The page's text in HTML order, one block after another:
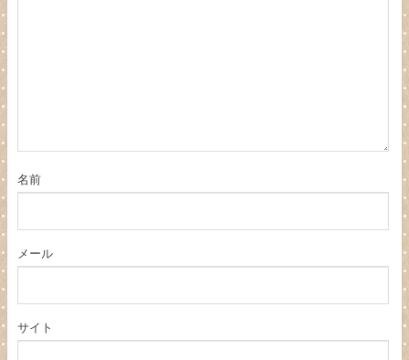
名前
メール
サイト